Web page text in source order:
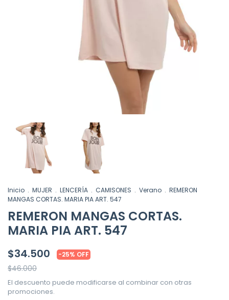
Inicio . MUJER . LENCERÍA . CAMISONES . Verano . REMERON
MANGAS CORTAS. MARIA PIA ART. 547
REMERON MANGAS CORTAS.
MARIA PIA ART. 547
$34.500 -25% OFF
$46.000
El descuento puede modificarse al combinar con otras
promociones.